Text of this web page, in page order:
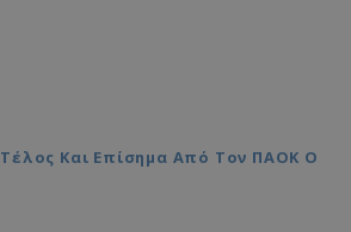
Τέλος Και Επίσημα Από Τον ΠΑΟΚ Ο